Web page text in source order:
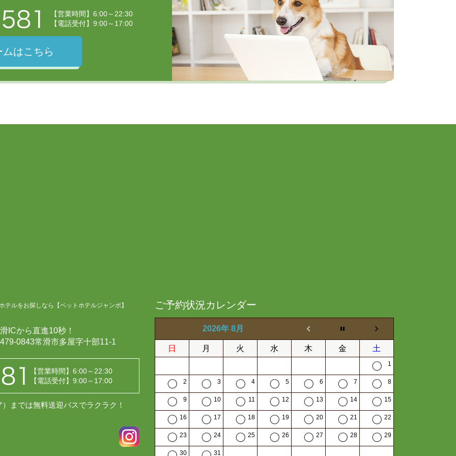
【営業時間】6:00～22:30
【電話受付】9:00～17:00
はこちら
ルをお探しなら【ペットホテルジャンボ】
ICから直進10秒！
0843常滑市多屋字十部11-1
【営業時間】6:00～22:30
【電話受付】9:00～17:00
までは無料送迎バスでラクラク！
ご予約状況カレンダー
2026年 8月
日 月 火 水 木 金 土
1
2 3 4 5 6 7 8
9 10 11 12 13 14 15
16 17 18 19 20 21 22
23 24 25 26 27 28 29
30 31